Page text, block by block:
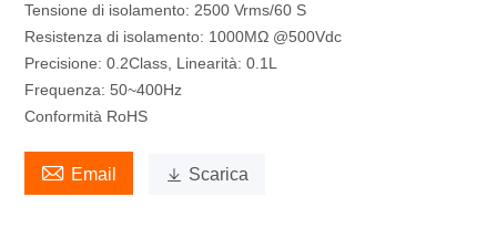
Tensione di isolamento: 2500 Vrms/60 S
Resistenza di isolamento: 1000MΩ @500Vdc
Precisione: 0.2Class, Linearità: 0.1L
Frequenza: 50~400Hz
Conformità RoHS
 Email  Scarica